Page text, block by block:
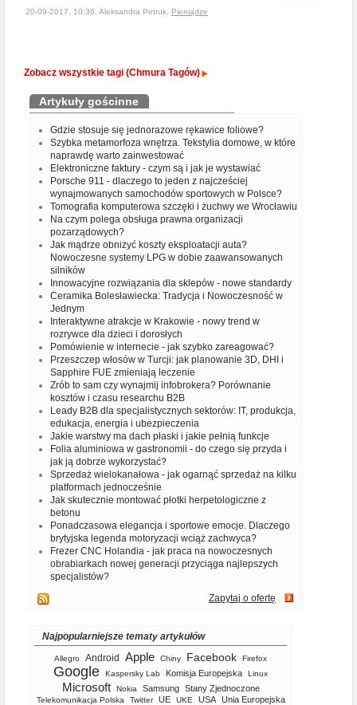
20-09-2017, 10:36, Aleksandra Petruk, Pieniądze
Zobacz wszystkie tagi (Chmura Tagów)
Artykuły gościnne
Gdzie stosuje się jednorazowe rękawice foliowe?
Szybka metamorfoza wnętrza. Tekstylia domowe, w które
naprawdę warto zainwestować
Elektroniczne faktury - czym są i jak je wystawiać
Porsche 911 - dlaczego to jeden z najcześciej
wynajmowanych samochodów sportowych w Polsce?
Tomografia komputerowa szczęki i żuchwy we Wrocławiu
Na czym polega obsługa prawna organizacji
pozarządowych?
Jak mądrze obniżyć koszty eksploatacji auta?
Nowoczesne systemy LPG w dobie zaawansowanych
silników
Innowacyjne rozwiązania dla sklepów - nowe standardy
Ceramika Bolesławiecka: Tradycja i Nowoczesność w
Jednym
Interaktywne atrakcje w Krakowie - nowy trend w
rozrywce dla dzieci i dorosłych
Pomówienie w internecie - jak szybko zareagować?
Przeszczep włosów w Turcji: jak planowanie 3D, DHI i
Sapphire FUE zmieniają leczenie
Zrób to sam czy wynajmij infobrokera? Porównanie
kosztów i czasu researchu B2B
Leady B2B dla specjalistycznych sektorów: IT, produkcja,
edukacja, energia i ubezpieczenia
Jakie warstwy ma dach płaski i jakie pełnią funkcje
Folia aluminiowa w gastronomii - do czego się przyda i
jak ją dobrze wykorzystać?
Sprzedaż wielokanałowa - jak ogarnąć sprzedaż na kilku
platformach jednocześnie
Jak skutecznie montować płotki herpetologiczne z
betonu
Ponadczasowa elegancja i sportowe emocje. Dlaczego
brytyjska legenda motoryzacji wciąż zachwyca?
Frezer CNC Holandia - jak praca na nowoczesnych
obrabiarkach nowej generacji przyciąga najlepszych
specjalistów?
Zapytaj o ofertę
Najpopularniejsze tematy artykułów
Allegro Android Apple Chiny Facebook Firefox
Google Kaspersky Lab Komisja Europejska Linux
Microsoft Nokia Samsung Stany Zjednoczone
Telekomunikacja Polska Twitter UE UKE USA Unia Europejska